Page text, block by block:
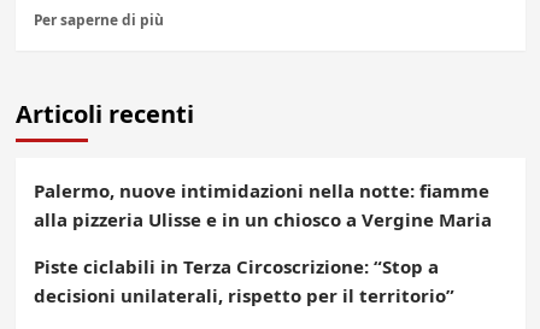
Per saperne di più
Articoli recenti
Palermo, nuove intimidazioni nella notte: fiamme
alla pizzeria Ulisse e in un chiosco a Vergine Maria
Piste ciclabili in Terza Circoscrizione: “Stop a
decisioni unilaterali, rispetto per il territorio”